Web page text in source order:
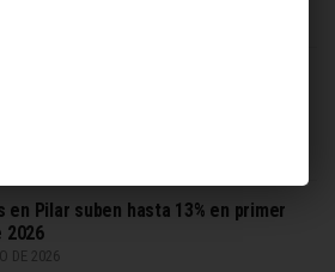
en Pilar suben hasta 13% en primer
2026
DE 2026